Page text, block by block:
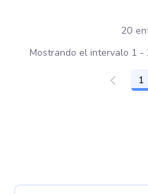
20
Mostrando el intervalo 1 -
1